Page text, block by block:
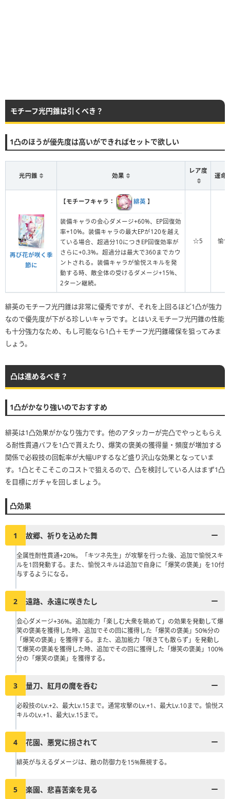
モチーフ光円錐は引くべき？
1凸のほうが優先度は高いができればセットで欲しい
光円錐 効果
レア度
運命
再び花が咲く季
節に
【モチーフキャラ： 緋英 】
装備キャラの会心ダメージ+60%、EP回復効
率+10%。装備キャラの最大EPが120を越え
ている場合、超過分10につきEP回復効率が
さらに+0.3%。超過分は最大で360までカウ
ントされる。装備キャラが愉悦スキルを発
動する時、敵全体の受けるダメージ+15%、
2ターン継続。
☆5 愉悦
緋英のモチーフ光円錐は非常に優秀ですが、それを上回るほど1凸が強力
なので優先度が下がる珍しいキャラです。とはいえモチーフ光円錐の性能
も十分強力なため、もし可能なら1凸＋モチーフ光円錐確保を狙ってみま
しょう。
凸は進めるべき？
1凸がかなり強いのでおすすめ
緋英は1凸効果がかなり強力です。他のアタッカーが完凸でやっともらえ
る耐性貫通バフを1凸で貰えたり、爆笑の褒美の獲得量・頻度が増加する
関係で必殺技の回転率が大幅UPするなど盛り沢山な効果となっていま
す。1凸とそこそこのコストで狙えるので、凸を検討している人はまず1凸
を目標にガチャを回しましょう。
凸効果
1 故郷、祈りを込めた舞
全属性耐性貫通+20%。「キツネ先生」が攻撃を行った後、追加で愉悦スキ
ルを1回発動する。また、愉悦スキルは追加で自身に「爆笑の褒美」を10付
与するようになる。
2 遠路、永遠に咲きたし
会心ダメージ+36%。追加能力「楽しむ大衆を眺めて」の効果を発動して爆
笑の褒美を獲得した時、追加でその回に獲得した「爆笑の褒美」50%分の
「爆笑の褒美」を獲得する。また、追加能力「咲きても散らず」を発動し
て爆笑の褒美を獲得した時、追加でその回に獲得した「爆笑の褒美」100%
分の「爆笑の褒美」を獲得する。
3 量刀、紅月の魔を呑む
必殺技のLv.+2、最大Lv.15まで。通常攻撃のLv.+1、最大Lv.10まで。愉悦ス
キルのLv.+1、最大Lv.15まで。
4 花園、悪党に拐されて
緋英が与えるダメージは、敵の防御力を15%無視する。
5 楽園、悲喜苦楽を見る